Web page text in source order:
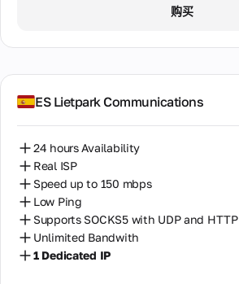
购买
ES Lietpark Communications
24 hours Availability
Real ISP
Speed up to 150 mbps
Low Ping
Supports SOCKS5 with UDP and HTTP
Unlimited Bandwith
1 Dedicated IP